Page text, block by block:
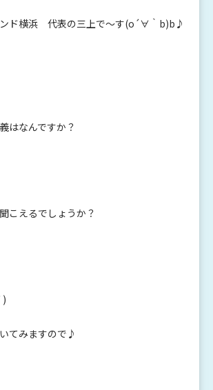
ンド横浜 代表の三上で～す(o´∀｀b)b♪
はなんですか？
こえるでしょうか？
)
てみますので♪